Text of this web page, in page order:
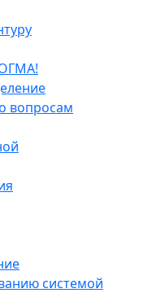
вопросам
системой